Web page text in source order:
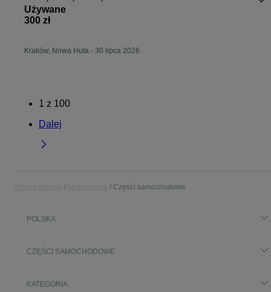
Używane
300 zł
Kraków, Nowa Huta - 30 lipca 2026
1 z 100
Dalej
Części samochodowe
POLSKA
CZĘŚCI SAMOCHODOWE
KATEGORIA